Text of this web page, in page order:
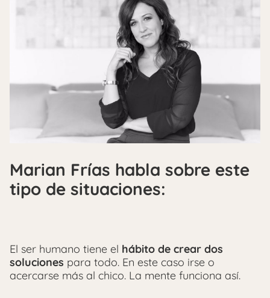
Marian Frías habla sobre este
tipo de situaciones:
El ser humano tiene el hábito de crear dos
soluciones para todo. En este caso irse o
acercarse más al chico. La mente funciona así.